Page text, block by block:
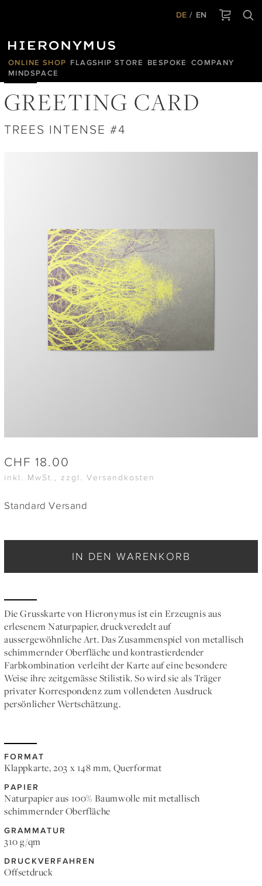
DE EN
ONLINE SHOP FLAGSHIP STORE BESPOKE
COMPANY
MINDSPACE
GREETING CARD
TREES INTENSE #4
CHF 18.00
inkl. MwSt., zzgl. Versandkosten
Standard Versand
IN DEN WARENKORB
Die Grusskarte von Hieronymus ist ein Erzeugnis aus
erlesenem Naturpapier, druckveredelt auf
aussergewöhnliche Art. Das Zusammenspiel von metallisch
schimmernder Oberfläche und kontrastierdender
Farbkombination verleiht der Karte auf eine besondere
Weise ihre zeitgemässe Stilistik. So wird sie als Träger
privater Korrespondenz zum vollendeten Ausdruck
persönlicher Wertschätzung.
FORMAT
Klappkarte, 203 x 148 mm, Querformat
PAPIER
Naturpapier aus 100% Baumwolle mit metallisch
schimmernder Oberfläche
GRAMMATUR
310 g/qm
DRUCKVERFAHREN
Offsetdruck